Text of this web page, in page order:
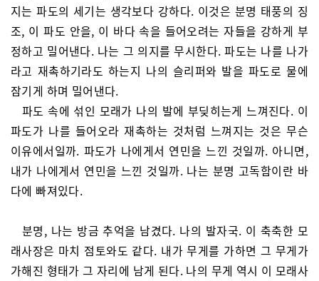
지는 파도의 세기는 생각보다 강하다. 이것은 분명 태풍의 징
조, 이 파도 안을, 이 바다 속을 들어오려는 자들을 강하게 부
정하고 밀어낸다. 나는 그 의지를 무시한다. 파도는 나를 나가
라고 재촉하기라도 하는지 나의 슬리퍼와 발을 파도로 물에
잠기게 하며 밀어낸다.
파도 속에 섞인 모래가 나의 발에 부딪히는게 느껴진다. 이
파도가 나를 들어오라 재촉하는 것처럼 느껴지는 것은 무슨
이유에서일까. 파도가 나에게서 연민을 느낀 것일까. 아니면,
내가 나에게서 연민을 느낀 것일까. 나는 분명 고독함이란 바
다에 빠져있다.
분명, 나는 방금 추억을 남겼다. 나의 발자국. 이 축축한 모
래사장은 마치 점토와도 같다. 내가 무게를 가하면 그 무게가
가해진 형태가 그 자리에 남게 된다. 나의 무게 역시 이 모래사